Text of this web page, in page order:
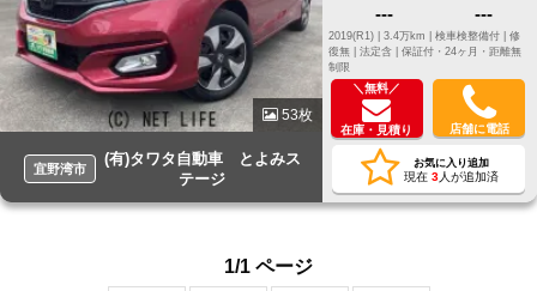
53枚
宜野湾市
(有)タワタ自動車 とよみス
テージ
--- ---
2019(R1) | 3.4万km | 検車検整備付 | 修
復無 | 法定含 | 保証付・24ヶ月・距離無
制限
＼無料／
在庫・見積り 店舗に電話
お気に入り追加
現在 3人が追加済
1/1 ページ